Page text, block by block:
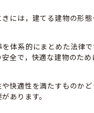
には，建てる建物の形
体系的にまとめた法律で
全で，快適な建物のため
快適性を満たすものかど
あります。